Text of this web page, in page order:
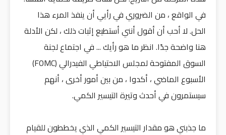
في الواقع ، من الضروري في رأيي أن ينفذ المرء هذا
الحل. لا أحب أن أقول أنني أستطيع إثبات ذلك ، لكن الأدلة
هنا واضحة جدًا. انظر ما هو رأيك ... في اجتماع لجنة
السوق المفتوحة لمجلس الاحتياطي الفيدرالي (FOMC)
الأسبوع الماضي ، أكدوا ، من بين أمور أخرى ، أنهم
سيستمرون في أحدث وتيرة التيسير الكمي.
ما جذبني هو مقدار التيسير الكمي الذي يخططون للقيام